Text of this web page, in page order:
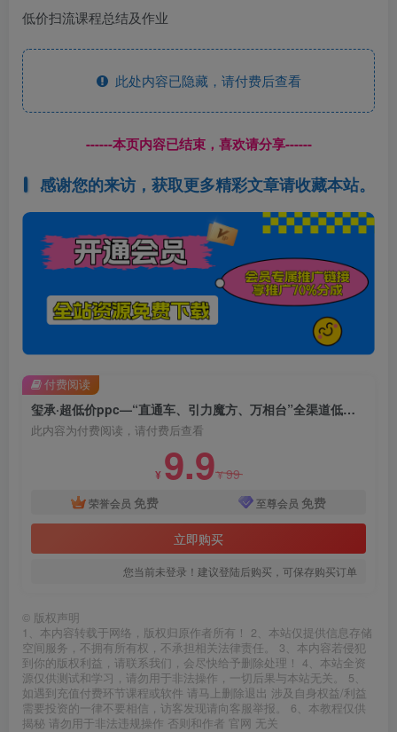
低价扫流课程总结及作业
此处内容已隐藏，请付费后查看
------本页内容已结束，喜欢请分享------
感谢您的来访，获取更多精彩文章请收藏本站。
玺承·超低价ppc—“直通车、引力魔方、万相台”全渠道低价扫流核心玩法
此内容为付费阅读，请付费后查看
¥ 9.9¥99
荣誉会员 免费 至尊会员 免费
立即购买
您当前未登录！建议登陆后购买，可保存购买订单
付费阅读
© 版权声明
1、本内容转载于网络，版权归原作者所有！ 2、本站仅提供信息存储
空间服务，不拥有所有权，不承担相关法律责任。 3、本内容若侵犯
到你的版权利益，请联系我们，会尽快给予删除处理！ 4、本站全资
源仅供测试和学习，请勿用于非法操作，一切后果与本站无关。 5、
如遇到充值付费环节课程或软件 请马上删除退出 涉及自身权益/利益
需要投资的一律不要相信，访客发现请向客服举报。 6、本教程仅供
揭秘 请勿用于非法违规操作 否则和作者 官网 无关